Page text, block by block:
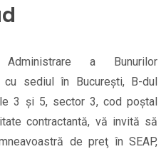
a Bunurilor
cu sediul în București, B-dul
3 și 5, sector 3, cod poștal
contractantă, vă invită să
de preţ în SEAP,